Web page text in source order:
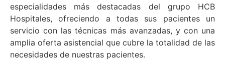
especialidades más destacadas del grupo HCB
Hospitales, ofreciendo a todas sus pacientes un
servicio con las técnicas más avanzadas, y con una
amplia oferta asistencial que cubre la totalidad de las
necesidades de nuestras pacientes.